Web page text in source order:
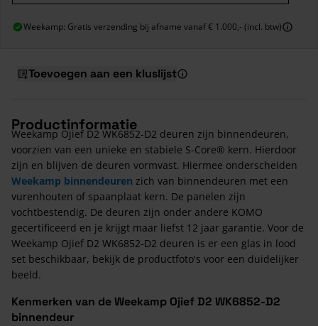
Weekamp: Gratis verzending bij afname vanaf € 1.000,- (incl. btw)
Toevoegen aan een kluslijst
Productinformatie
Weekamp Ojief D2 WK6852-D2 deuren zijn binnendeuren,
voorzien van een unieke en stabiele S-Core® kern. Hierdoor
zijn en blijven de deuren vormvast. Hiermee onderscheiden
Weekamp binnendeuren zich van binnendeuren met een
vurenhouten of spaanplaat kern. De panelen zijn
vochtbestendig. De deuren zijn onder andere KOMO
gecertificeerd en je krijgt maar liefst 12 jaar garantie. Voor de
Weekamp Ojief D2 WK6852-D2 deuren is er een glas in lood
set beschikbaar, bekijk de productfoto's voor een duidelijker
beeld.
Kenmerken van de Weekamp Ojief D2 WK6852-D2
binnendeur